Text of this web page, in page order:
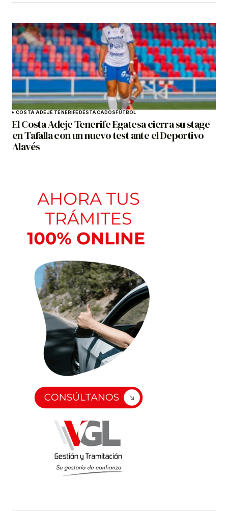
COSTA ADEJE TENERIFEDESTACADOSFÚTBOL
El Costa Adeje Tenerife Egatesa cierra su stage
en Tafalla con un nuevo test ante el Deportivo
Alavés